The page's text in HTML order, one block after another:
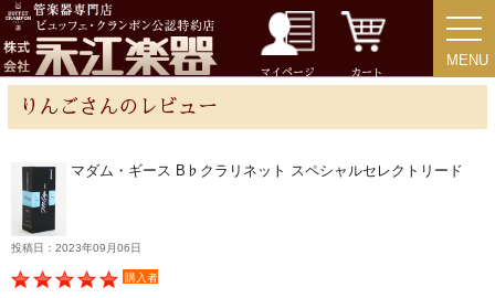
マイページ カート
MENU
MENU
りんごさんのレビュー
マダム・ギース B♭クラリネット スペシャルセレクトリード
投稿日：2023年09月06日
購入者
チューバ
リード＆リードケース